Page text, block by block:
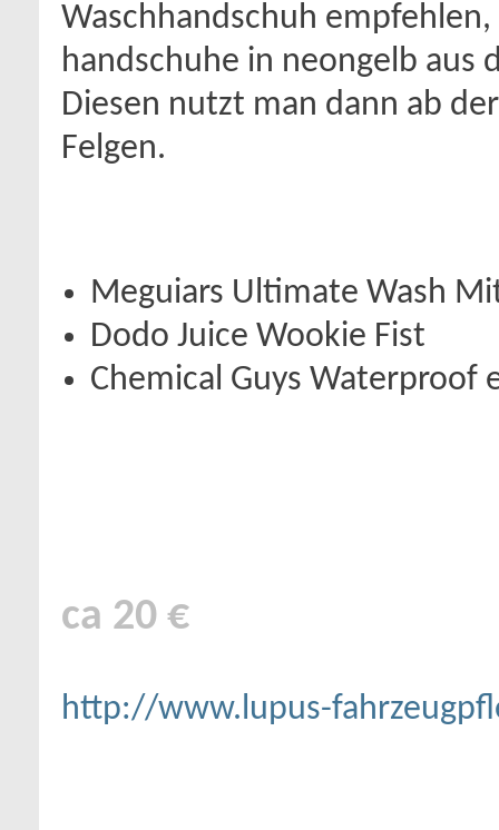
Waschhandschuh
handschuhe in neongelb aus
Diesen nutzt man dann ab
Felgen.
Meguiars Ultimate Wash
Dodo Juice Wookie Fist
Chemical Guys Waterproof
ca 20 €
http://www.lupus-